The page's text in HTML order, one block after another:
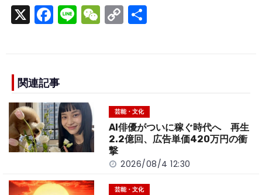
X F
a
e
b
o
o
k
Li
n
W
e
C
o
n
k
関連記事
芸能・文化
AI俳優がついに稼ぐ時代へ 再生
2.2億回、広告単価420万円の衝
撃
2026/08/4 12:30
芸能・文化